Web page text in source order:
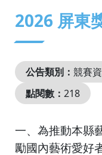
2026 屏東
公告類別： 競賽
點閱數： 218
一、為推動本縣
勵國內藝術愛好